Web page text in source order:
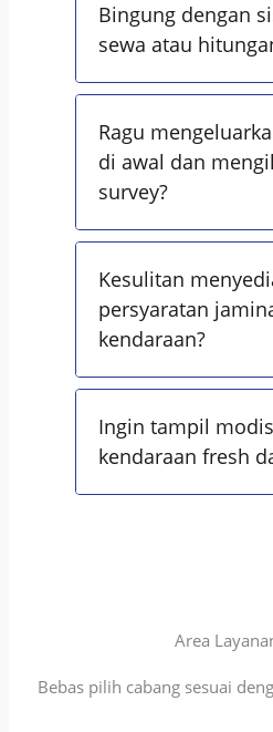
Bingung dengan
sewa atau
Ragu
di awal dan
survey?
Kesulitan
persyaratan
kendaraan?
Ingin tampil
kendaraan fresh
Area
Bebas pilih cabang sesuai